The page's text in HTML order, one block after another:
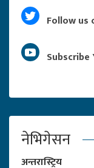
Follow
Subscribe
नेभिगेसन
अन्तरास्ट्रिय